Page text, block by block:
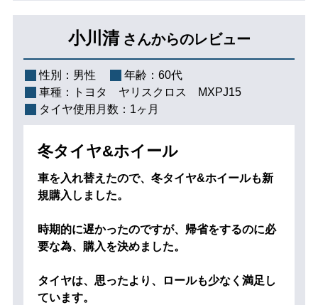
小川清 さんからのレビュー
性別： 男性 年齢： 60代
車種：
トヨタ ヤリスクロス MXPJ15
タイヤ使用月数： 1ヶ月
冬タイヤ&ホイール
車を入れ替えたので、冬タイヤ&ホイールも新
規購入しました。
時期的に遅かったのですが、帰省をするのに必
要な為、購入を決めました。
タイヤは、思ったより、ロールも少なく満足し
ています。